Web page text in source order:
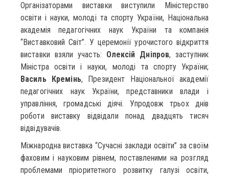
Організаторами виставки виступили Міністерство
освіти і науки, молоді та спорту України, Національна
академія педагогічних наук України та компанія
“Виставковий Світ”. У церемонії урочистого відкриття
виставки взяли участь: Олексій Дніпров, заступник
Міністра освіти і науки, молоді та спорту України;
Василь Кремінь, Президент Національної академії
педагогічних наук України, представники влади і
управління, громадські діячі. Упродовж трьох днів
роботи виставку відвідали понад двадцять тисяч
відвідувачів.
Міжнародна виставка “Сучасні заклади освіти” за своїм
фаховим і науковим рівнем, поставленими на розгляд
проблемами пріоритетного розвитку галузі освіти,